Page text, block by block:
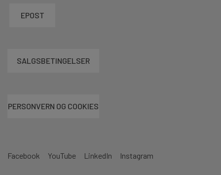
Facebook YouTube LinkedIn Instagram
EPOST
SALGSBETINGELSER
PERSONVERN OG COOKIES